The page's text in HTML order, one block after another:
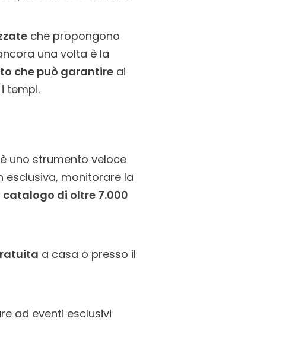
che propongono
una volta è la
che può garantire ai
tempi.
uno strumento veloce
monitorare la
catalogo di oltre 7.000
a casa o presso il
ad eventi esclusivi